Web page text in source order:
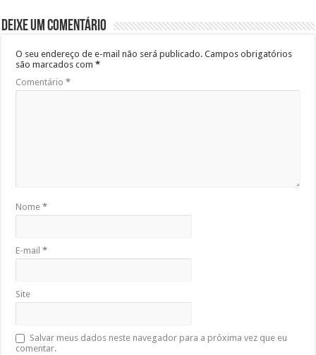
Deixe um comentário
O seu endereço de e-mail não será publicado. Campos obrigatórios
são marcados com*
Comentário*
Nome*
E-mail*
Site
Salvar meus dados neste navegador para a próxima vez que eu
comentar.